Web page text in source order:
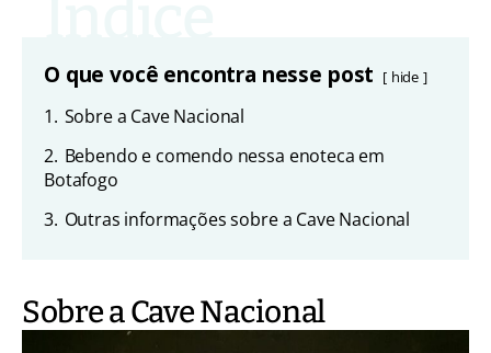
O que você encontra nesse post hide
1. Sobre a Cave Nacional
2. Bebendo e comendo nessa enoteca em
Botafogo
3. Outras informações sobre a Cave Nacional
Sobre a Cave Nacional